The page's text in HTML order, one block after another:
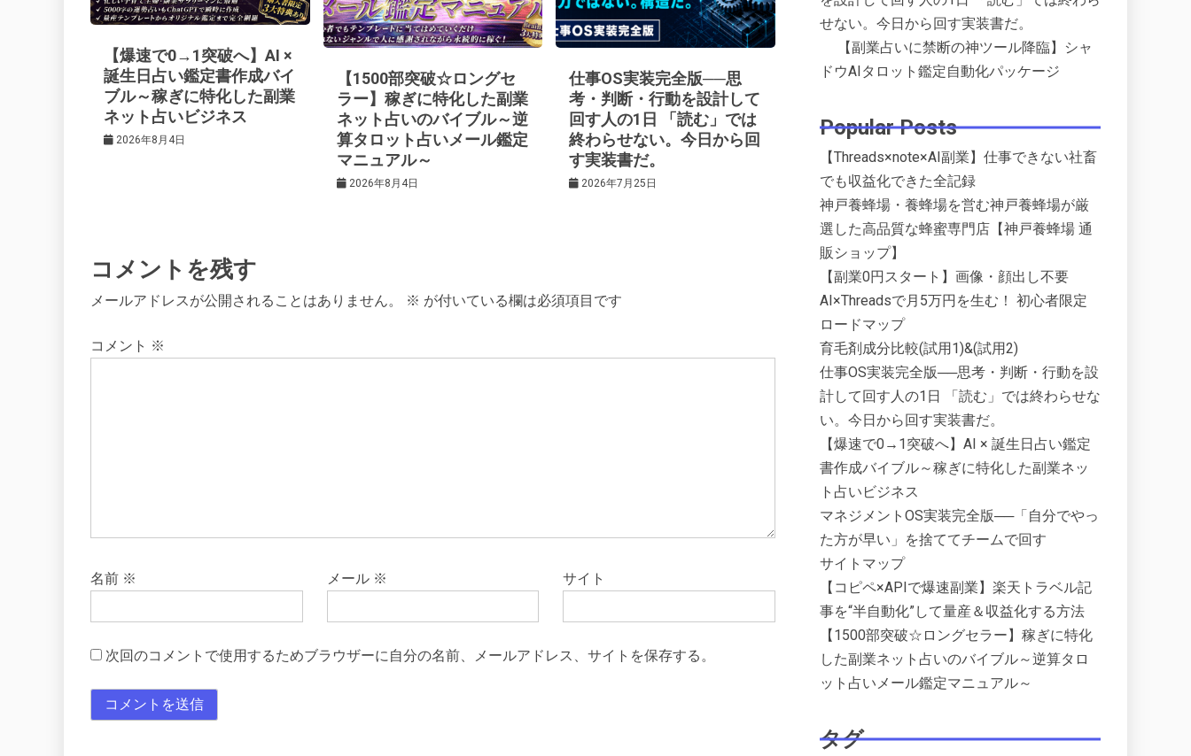
ー
シ
ョ
【爆速で0→1突破へ】AI ×
誕生日占い鑑定書作成バイ
ブル～稼ぎに特化した副業
ネット占いビジネス
2026年8月4日
【1500部突破☆ロングセ
ラー】稼ぎに特化した副業
ネット占いのバイブル～逆
算タロット占いメール鑑定
マニュアル～
2026年8月4日
仕事OS実装完全版──思
考・判断・行動を設計して
回す人の1日 「読む」では
終わらせない。今日から回
す実装書だ。
2026年7月25日
コメントを残す
メールアドレスが公開されることはありません。 ※ が付いている欄は必須項目です
コメント ※
名前 ※ メール ※ サイト
次回のコメントで使用するためブラウザーに自分の名前、メールアドレス、サイトを保存する。
せない。今日から回す実装書だ。
【副業占いに禁断の神ツール降臨】シャ
ドウAIタロット鑑定自動化パッケージ
Popular Posts
【Threads×note×AI副業】仕事できない社畜
でも収益化できた全記録
神戸養蜂場・養蜂場を営む神戸養蜂場が厳
選した高品質な蜂蜜専門店【神戸養蜂場 通
販ショップ】
【副業0円スタート】画像・顔出し不要
AI×Threadsで月5万円を生む！ 初心者限定
ロードマップ
育毛剤成分比較(試用1)&(試用2)
仕事OS実装完全版──思考・判断・行動を設
計して回す人の1日 「読む」では終わらせな
い。今日から回す実装書だ。
【爆速で0→1突破へ】AI × 誕生日占い鑑定
書作成バイブル～稼ぎに特化した副業ネッ
ト占いビジネス
マネジメントOS実装完全版──「自分でやっ
た方が早い」を捨ててチームで回す
サイトマップ
【コピペ×APIで爆速副業】楽天トラベル記
事を“半自動化”して量産＆収益化する方法
【1500部突破☆ロングセラー】稼ぎに特化
した副業ネット占いのバイブル～逆算タロ
ット占いメール鑑定マニュアル～
タグ